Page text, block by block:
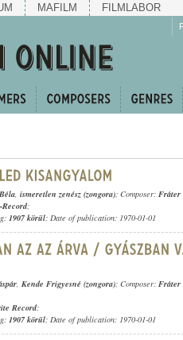
MAFILM FILMLABOR
, ismeretlen zenész (zongora); Composer: Fráter
Record;
1907 körül; Date of publication: 1970-01-01
, Kende Frigyesné (zongora); Composer: Fráter
Record;
1907 körül; Date of publication: 1970-01-01